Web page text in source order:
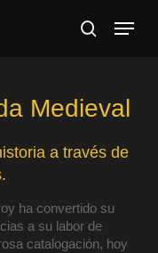
search
Menu
Medieval
a través de
ha convertido su
a su labor de
catalogación, hoy